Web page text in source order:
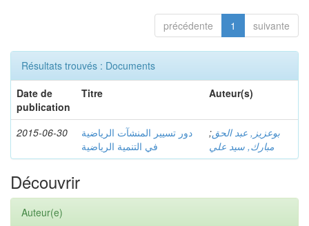
précédente 1 suivante
Résultats trouvés : Documents
Date de
publication
Titre Auteur(s)
2015-06-30
دور تسيير المنشآت الرياضية
في التنمية الرياضية
بوعزيز, عبد الحق;
مبارك, سيد علي
Découvrir
Auteur(e)